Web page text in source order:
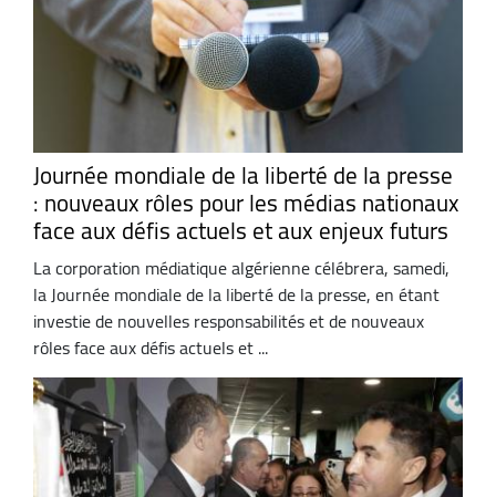
Journée mondiale de la liberté de la presse
: nouveaux rôles pour les médias nationaux
face aux défis actuels et aux enjeux futurs
La corporation médiatique algérienne célébrera, samedi,
la Journée mondiale de la liberté de la presse, en étant
investie de nouvelles responsabilités et de nouveaux
rôles face aux défis actuels et ...